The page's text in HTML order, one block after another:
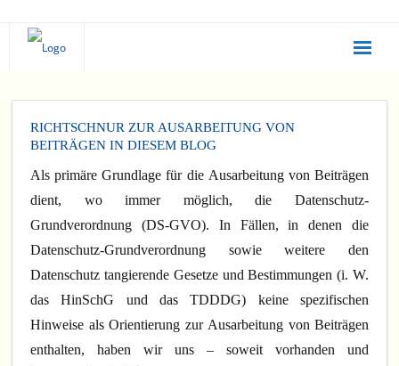
Selbsttest
Irrtümer
Beratung
Umsetzung
SQIDAS
RICHTSCHNUR ZUR AUSARBEITUNG VON
BEITRÄGEN IN DIESEM BLOG
Als primäre Grundlage für die Ausarbeitung von Beiträgen
dient, wo immer mög­lich, die Datenschutz-
Grundverordnung (DS-GVO). In Fällen, in denen die
Datenschutz-Grundver­ordnung sowie weitere den
Datenschutz tangierende Gesetze und Bestimmungen (i. W.
das Hin­SchG und das TDDDG) keine spezifischen
Hinweise als Orientierung zur Ausarbeitung von Beiträgen
enthalten, haben wir uns – soweit vorhanden und